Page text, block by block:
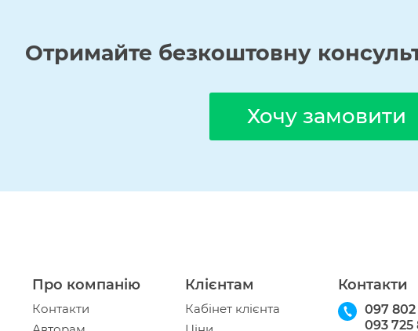
Отримайте безкоштовну
Хочу замовити
Про компанію
Контакти
Клієнтам
Кабінет клієнта
Контакти
097 802
093 725